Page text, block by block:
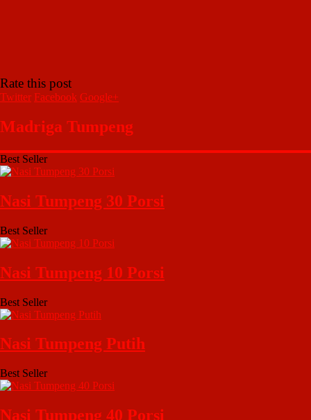
Rate this post
Twitter Facebook Google+
Madriga Tumpeng
Best Seller
Nasi Tumpeng 30 Porsi
Best Seller
Nasi Tumpeng 10 Porsi
Best Seller
Nasi Tumpeng Putih
Best Seller
Nasi Tumpeng 40 Porsi